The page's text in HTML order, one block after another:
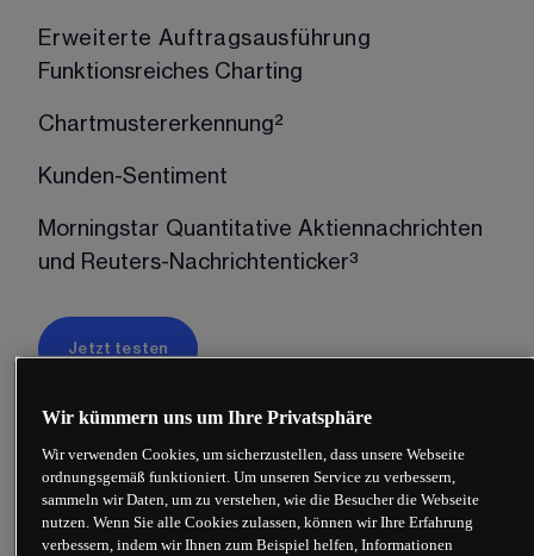
Erweiterte Auftragsausführung
Funktionsreiches Charting
Chartmustererkennung²
Kunden-Sentiment
Morningstar Quantitative Aktiennachrichten
und Reuters-Nachrichtenticker³
Jetzt testen
Mehr über CMC Next Generation
Wir kümmern uns um Ihre Privatsphäre
Wir verwenden Cookies, um sicherzustellen, dass unsere Webseite
ordnungsgemäß funktioniert. Um unseren Service zu verbessern,
sammeln wir Daten, um zu verstehen, wie die Besucher die Webseite
nutzen. Wenn Sie alle Cookies zulassen, können wir Ihre Erfahrung
verbessern, indem wir Ihnen zum Beispiel helfen, Informationen